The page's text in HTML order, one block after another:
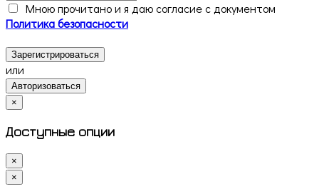
Мною прочитано и я даю согласие с документом
Политика безопасности
Зарегистрироваться
или
Авторизоваться
×
Доступные опции
×
×